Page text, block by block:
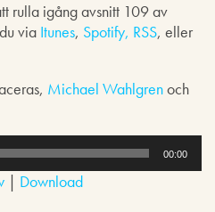
rulla igång avsnitt 109 av
via Itunes, Spotify, RSS, eller
Michael Wahlgrenoch
00:00
| Download